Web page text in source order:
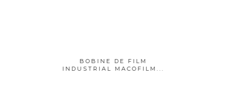
BOBINE DE FILM
INDUSTRIAL MACOFILM...